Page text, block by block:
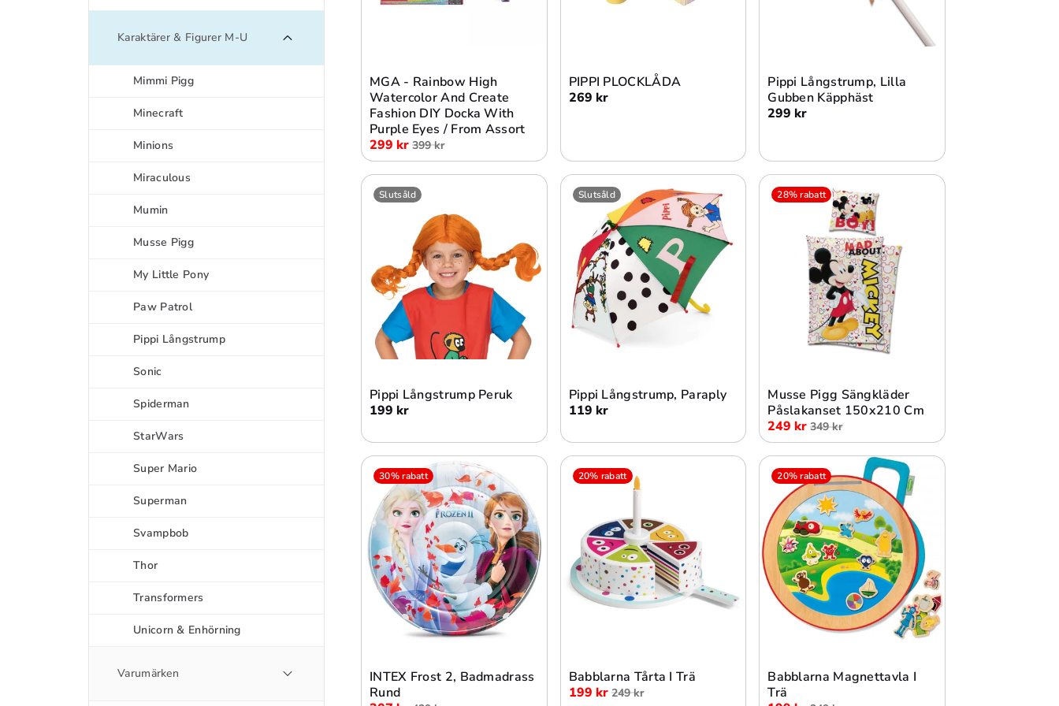
Karaktärer & Figurer M-U
Mimmi Pigg
Minecraft
Minions
Miraculous
Mumin
Musse Pigg
My Little Pony
Paw Patrol
Pippi Långstrump
Sonic
Spiderman
StarWars
Super Mario
Superman
Svampbob
Thor
Transformers
Unicorn & Enhörning
Varumärken
MGA - Rainbow High
Watercolor And Create
Fashion DIY Docka With
Purple Eyes / From Assort
299 kr 399 kr
PIPPI PLOCKLÅDA
269 kr
Pippi Långstrump, Lilla
Gubben Käpphäst
299 kr
Slutsåld
Pippi Långstrump Peruk
199 kr
Slutsåld
Slutsåld
Pippi Långstrump, Paraply
119 kr
28% rabatt
Musse Pigg Sängkläder
Påslakanset 150x210 Cm
249 kr 349 kr
Lägg i varukorg
30% rabatt
INTEX Frost 2, Badmadrass
Rund
Lägg i varukorg
20% rabatt
Babblarna Tårta I Trä
199 kr 249 kr
20% rabatt
Babblarna Magnettavla I
Trä